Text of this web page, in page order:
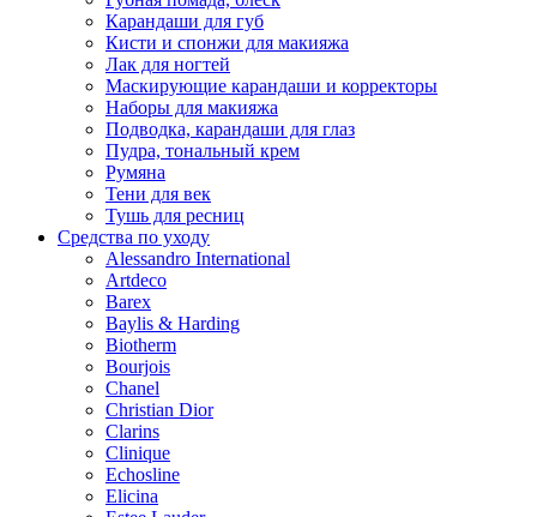
Карандаши для губ
Кисти и спонжи для макияжа
Лак для ногтей
Маскирующие карандаши и корректоры
Наборы для макияжа
Подводка, карандаши для глаз
Пудра, тональный крем
Румяна
Тени для век
Тушь для ресниц
Средства по уходу
Alessandro International
Artdeco
Barex
Baylis & Harding
Biotherm
Bourjois
Chanel
Christian Dior
Clarins
Clinique
Echosline
Elicina